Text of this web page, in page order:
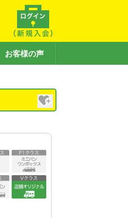
お客様の声